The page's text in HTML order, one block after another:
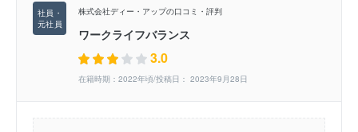
株式会社ディー・アップの口コミ・評判
ワークライフバランス
3.0
在籍時期：2022年頃/投稿日： 2023年9月28日